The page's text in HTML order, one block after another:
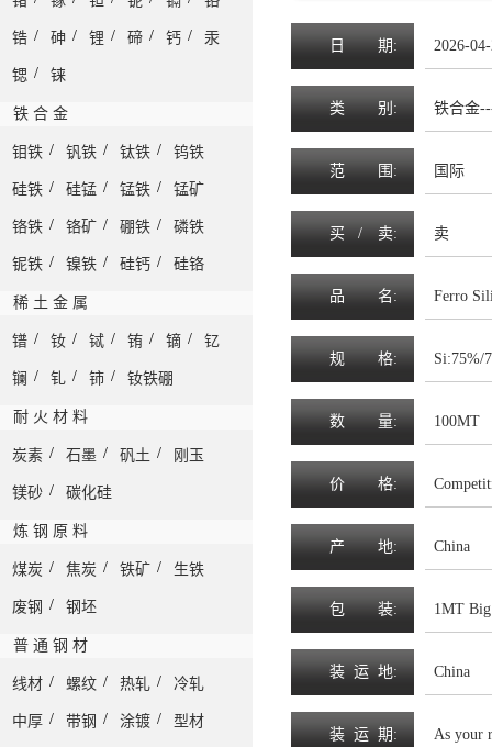
锆 / 砷 / 锂 / 碲 / 钙 / 汞
锶 / 铼
铁 合 金
钼铁 / 钒铁 / 钛铁 / 钨铁
硅铁 / 硅锰 / 锰铁 / 锰矿
铬铁 / 铬矿 / 硼铁 / 磷铁
铌铁 / 镍铁 / 硅钙 / 硅铬
稀 土 金 属
镨 / 钕 / 铽 / 铕 / 镝 / 钇
镧 / 钆 / 铈 / 钕铁硼
耐 火 材 料
炭素 / 石墨 / 矾土 / 刚玉
镁砂 / 碳化硅
炼 钢 原 料
煤炭 / 焦炭 / 铁矿 / 生铁
废钢 / 钢坯
普 通 钢 材
线材 / 螺纹 / 热轧 / 冷轧
中厚 / 带钢 / 涂镀 / 型材
日 期: 2026-
类 别: 铁合金
范 围 : 国际
买 / 卖: 卖
品 名 : Ferro
规 格: Si:75%/
数 量: 100MT
价 格:
产 地: China
包 装: 1MT Big
装 运 地: China
装 运 期 : As your